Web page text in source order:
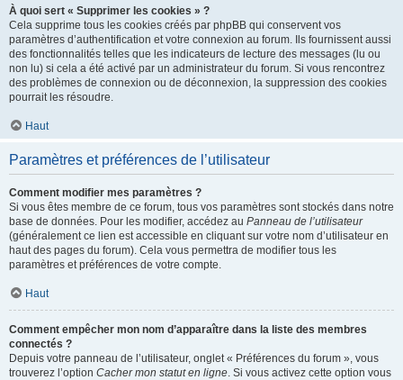
À quoi sert « Supprimer les cookies » ?
Cela supprime tous les cookies créés par phpBB qui conservent vos
paramètres d’authentification et votre connexion au forum. Ils fournissent aussi
des fonctionnalités telles que les indicateurs de lecture des messages (lu ou
non lu) si cela a été activé par un administrateur du forum. Si vous rencontrez
des problèmes de connexion ou de déconnexion, la suppression des cookies
pourrait les résoudre.
Haut
Paramètres et préférences de l’utilisateur
Comment modifier mes paramètres ?
Si vous êtes membre de ce forum, tous vos paramètres sont stockés dans notre
base de données. Pour les modifier, accédez au Panneau de l’utilisateur
(généralement ce lien est accessible en cliquant sur votre nom d’utilisateur en
haut des pages du forum). Cela vous permettra de modifier tous les
paramètres et préférences de votre compte.
Haut
Comment empêcher mon nom d’apparaître dans la liste des membres
connectés ?
Depuis votre panneau de l’utilisateur, onglet « Préférences du forum », vous
trouverez l’option Cacher mon statut en ligne. Si vous activez cette option vous